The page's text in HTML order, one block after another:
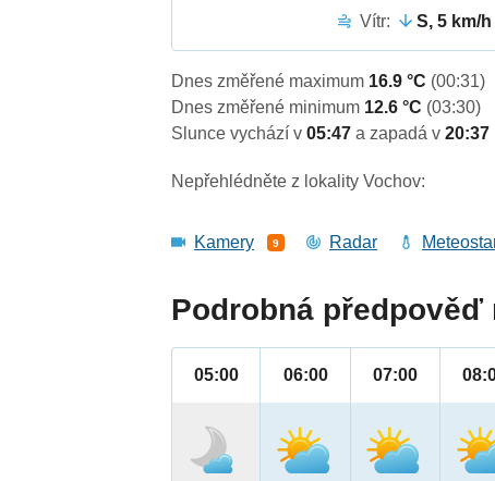
Vítr:
S, 5 km/h
Dnes změřené maximum 16.9 °C (00:31)
Dnes změřené minimum 12.6 °C (03:30)
Slunce vychází v05:47a zapadá v20:37
Nepřehlédněte z lokality Vochov:
Kamery 9 Radar
Podrobná předpověď
05:00 06:00 07:00